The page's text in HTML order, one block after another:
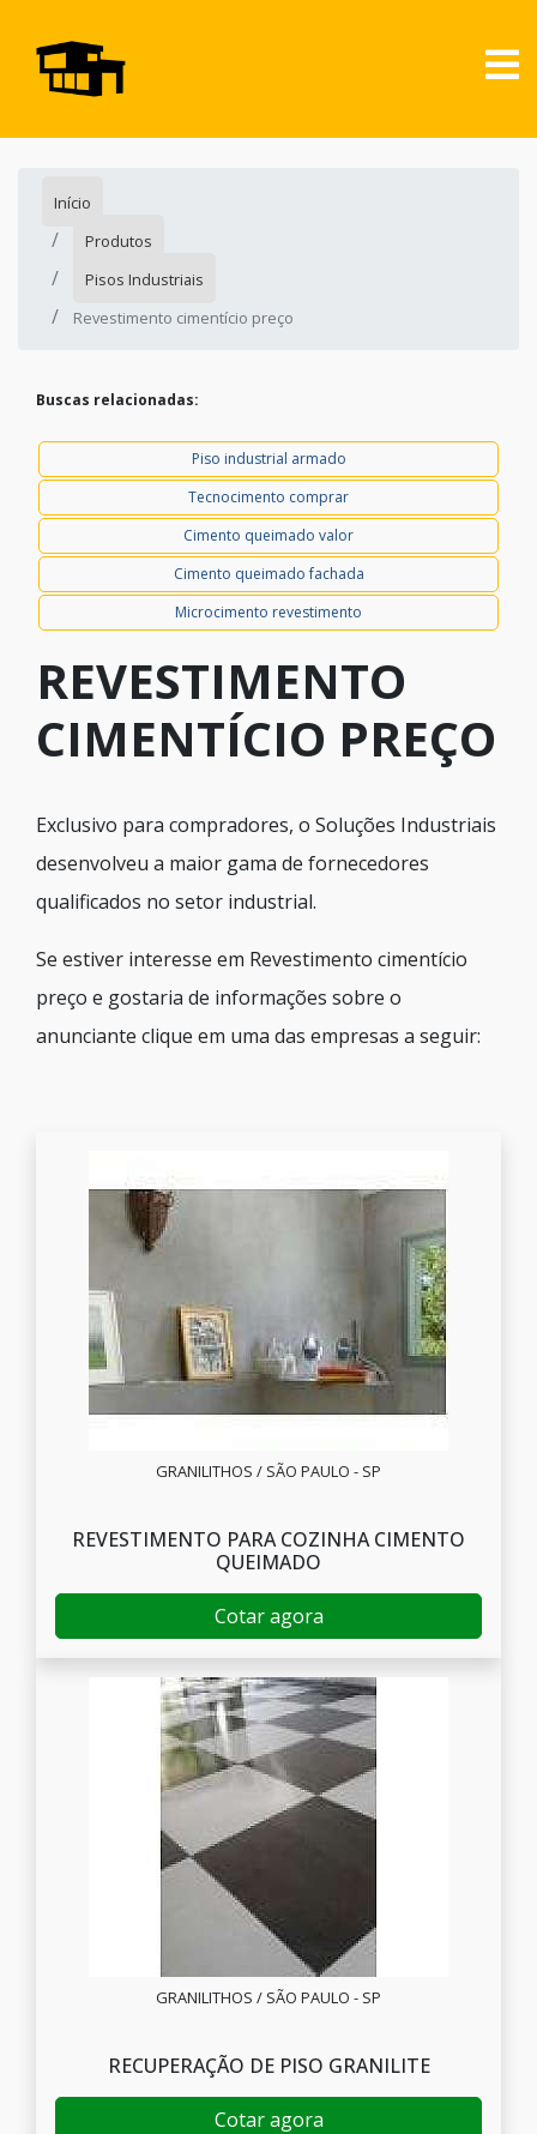
Início
Produtos
Pisos Industriais
Revestimento cimentício preço
Buscas relacionadas:
Piso industrial armado
Tecnocimento comprar
Cimento queimado valor
Cimento queimado fachada
Microcimento revestimento
REVESTIMENTO
CIMENTÍCIO PREÇO
Exclusivo para compradores, o Soluções Industriais
desenvolveu a maior gama de fornecedores
qualificados no setor industrial.
Se estiver interesse em Revestimento cimentício
preço e gostaria de informações sobre o
anunciante clique em uma das empresas a seguir:
GRANILITHOS / SÃO PAULO - SP
REVESTIMENTO PARA COZINHA CIMENTO
QUEIMADO
Cotar agora
GRANILITHOS / SÃO PAULO - SP
RECUPERAÇÃO DE PISO GRANILITE
Cotar agora